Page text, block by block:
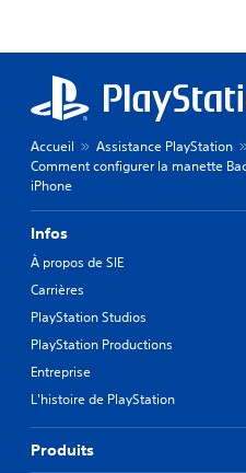
Accueil Assistance PlayStation
Comment configurer la manette
iPhone
Infos
À propos de SIE
Carrières
PlayStation Studios
PlayStation Productions
Entreprise
L'histoire de PlayStation
Produits